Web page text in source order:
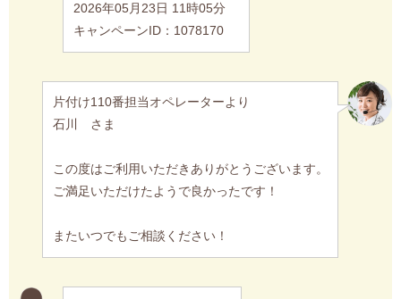
2026年05月23日 11時05分
キャンペーンID：1078170
片付け110番担当オペレーターより
石川 さま
この度はご利用いただきありがとうございます。
ご満足いただけたようで良かったです！
またいつでもご相談ください！